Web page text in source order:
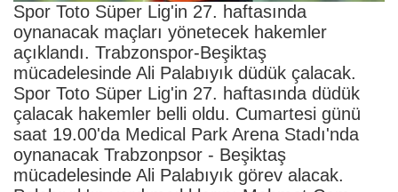
Spor Toto Süper Lig'in 27. haftasında
oynanacak maçları yönetecek hakemler
açıklandı. Trabzonspor-Beşiktaş
mücadelesinde Ali Palabıyık düdük çalacak.
Spor Toto Süper Lig'in 27. haftasında düdük
çalacak hakemler belli oldu. Cumartesi günü
saat 19.00'da Medical Park Arena Stadı'nda
oynanacak Trabzonpsor - Beşiktaş
mücadelesinde Ali Palabıyık görev alacak.